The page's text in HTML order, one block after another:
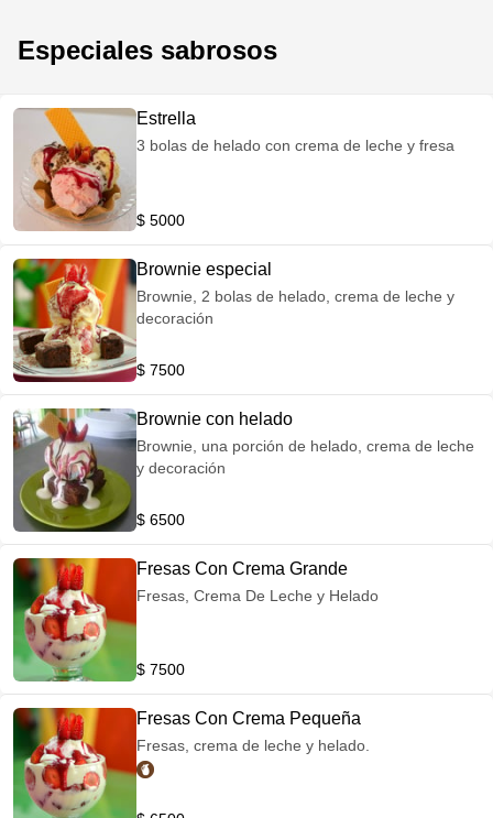
Especiales sabrosos
Estrella
3 bolas de helado con crema de leche y fresa
$ 5000
Brownie especial
Brownie, 2 bolas de helado, crema de leche y
decoración
$ 7500
Brownie con helado
Brownie, una porción de helado, crema de leche
y decoración
$ 6500
Fresas Con Crema Grande
Fresas, Crema De Leche y Helado
$ 7500
Fresas Con Crema Pequeña
Fresas, crema de leche y helado.